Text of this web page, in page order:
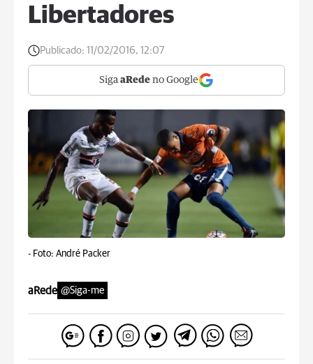
Libertadores
Publicado: 11/02/2016, 12:07
Siga aRede no Google
- Foto: André Packer
aRede @Siga-me